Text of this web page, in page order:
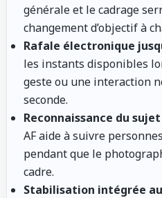
générale et le cadrage
changement d’objectif à
Rafale électronique
les instants disponibles
geste ou une interaction
seconde.
Reconnaissance du sujet
AF aide à suivre
pendant que le
cadre.
Stabilisation intégrée